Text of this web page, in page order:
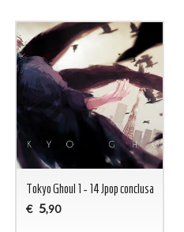
Tokyo Ghoul 1 - 14 Jpop conclusa
€ 5,90